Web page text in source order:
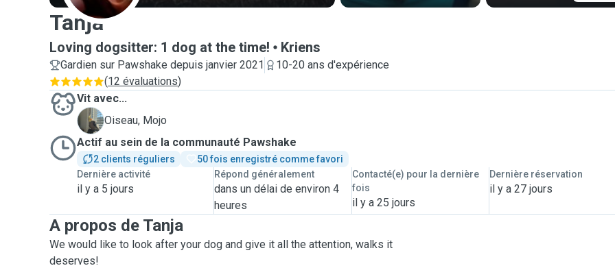
Tanja
Loving dogsitter: 1 dog at the time! Kriens
Gardien sur Pawshake depuis janvier 2021
10-20 ans d'expérience
(12 évaluations)
Vit avec...
M
Oiseau, Mojo
Actif au sein de la communauté Pawshake
2 clients réguliers
50 fois enregistré comme favori
Dernière activité
il y a 5 jours
Répond généralement
dans un délai de environ 4
heures
Contacté(e) pour la dernière
fois
il y a 25 jours
Dernière réservation
il y a 27 jours
A propos de Tanja
We would like to look after your dog and give it all the attention, walks it
deserves!